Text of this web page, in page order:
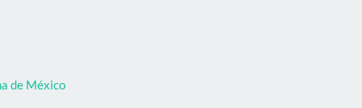
de México